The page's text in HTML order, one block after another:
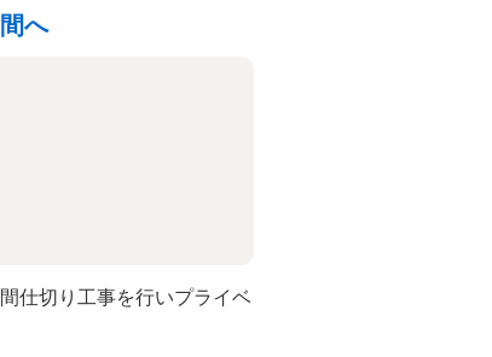
へ
仕切り工事を行いプライベ